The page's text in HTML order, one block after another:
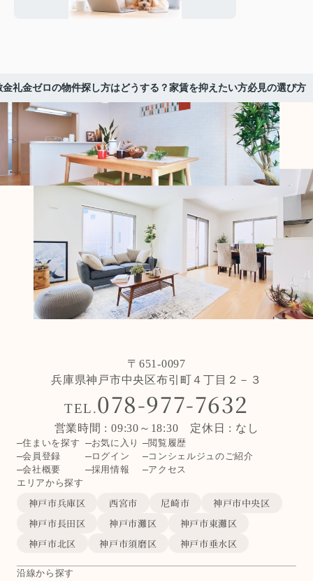
金礼金ゼロの物件探し方はどうする？家賃を抑えたい方必見の選び方
〒651-0097
兵庫県神戸市中央区布引町４丁目２－３
TEL.078-977-7632
営業時間 : 09:30～18:30 定休日 : なし
住まいを探す お気に入り
閲覧履歴
会員登録
ログイン
コンシェルジュのご紹介
会社概要
採用情報
アクセス
エリアから探す
神戸市兵庫区 西宮市 尼崎市
神戸市中央区
神戸市長田区
神戸市灘区
神戸市東灘区
神戸市北区
神戸市須磨区 神戸市垂水区
沿線から探す